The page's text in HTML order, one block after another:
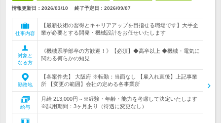
情報更新日：2026/03/10 終了予定日： 2026/09/07
仕事内容
【最新技術の習得とキャリアアップを目指せる職場です】大手企
業が必要とする開発・機械設計をお任せいたします
対象と
なる方
《機械系学部卒の方歓迎！》【必須】◆高卒以上 ◆機械・電気に
関わる何らかの知見
勤務地
【各案件先】 大阪府 ※転勤：当面なし 【雇入れ直後】上記事業
所 【変更の範囲】会社の定める各事業所
給与
月給 213,000円～※経験・年齢・能力を考慮して決定いたします
※試用期間：3ヶ月あり（待遇に変更なし）